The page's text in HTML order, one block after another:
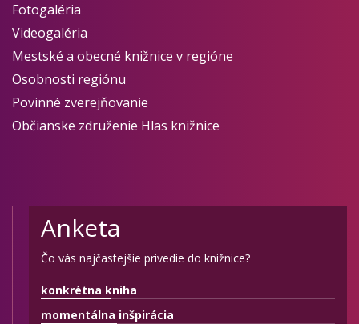
Fotogaléria
Videogaléria
Mestské a obecné knižnice v regióne
Osobnosti regiónu
Povinné zverejňovanie
Občianske združenie Hlas knižnice
Anketa
Čo vás najčastejšie privedie do knižnice?
konkrétna kniha
momentálna inšpirácia